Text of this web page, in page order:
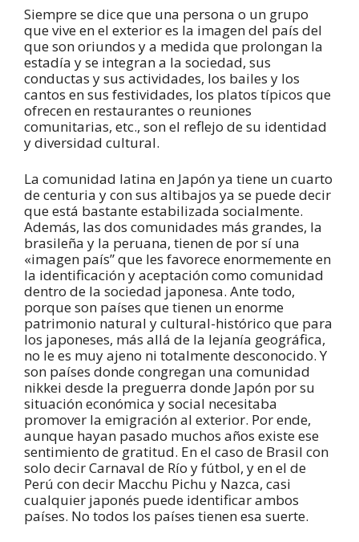
Siempre se dice que una persona o un grupo
que vive en el exterior es la imagen del país del
que son oriundos y a medida que prolongan la
estadía y se integran a la sociedad, sus
conductas y sus actividades, los bailes y los
cantos en sus festividades, los platos típicos que
ofrecen en restaurantes o reuniones
comunitarias, etc., son el reflejo de su identidad
y diversidad cultural.
La comunidad latina en Japón ya tiene un cuarto
de centuria y con sus altibajos ya se puede decir
que está bastante estabilizada socialmente.
Además, las dos comunidades más grandes, la
brasileña y la peruana, tienen de por sí una
«imagen país” que les favorece enormemente en
la identificación y aceptación como comunidad
dentro de la sociedad japonesa. Ante todo,
porque son países que tienen un enorme
patrimonio natural y cultural-histórico que para
los japoneses, más allá de la lejanía geográfica,
no le es muy ajeno ni totalmente desconocido. Y
son países donde congregan una comunidad
nikkei desde la preguerra donde Japón por su
situación económica y social necesitaba
promover la emigración al exterior. Por ende,
aunque hayan pasado muchos años existe ese
sentimiento de gratitud. En el caso de Brasil con
solo decir Carnaval de Río y fútbol, y en el de
Perú con decir Macchu Pichu y Nazca, casi
cualquier japonés puede identificar ambos
países. No todos los países tienen esa suerte.